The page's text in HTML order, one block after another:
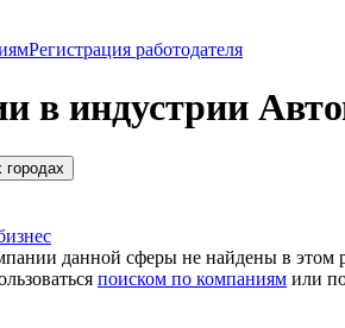
Регистрация работодателя
в индустрии
городах
данной сферы не найдены в этом
поиском по компаниям или